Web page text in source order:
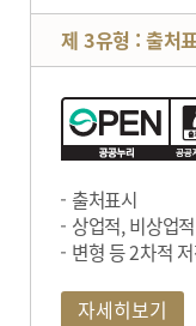
제 3유형 : 출처
출처표시
상업적, 비상업
변형 등 2차적
자세히보기